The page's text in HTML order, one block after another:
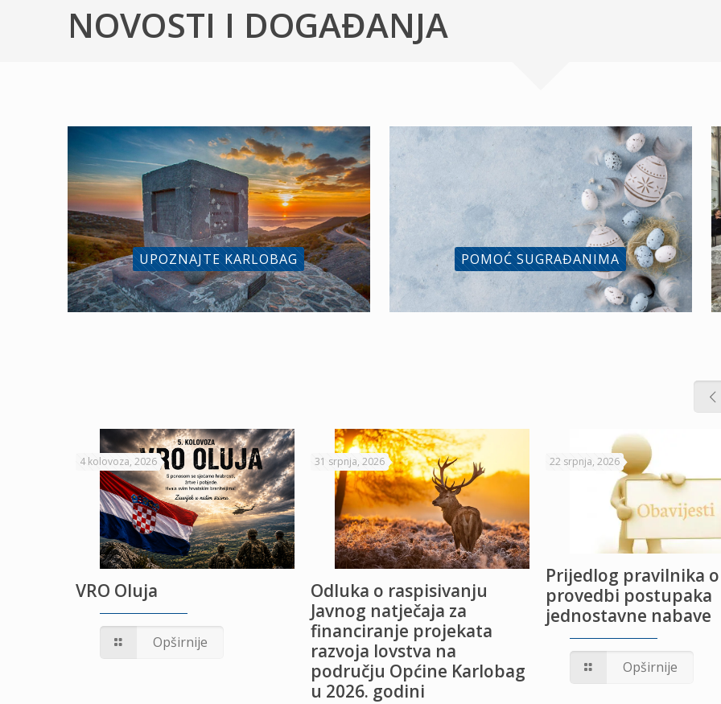
NOVOSTI I DOGAĐANJA
UPOZNAJTE KARLOBAG POMOĆ SUGRAĐANIMA
4 kolovoza, 2026
VRO Oluja
Opširnije
31 srpnja, 2026
Odluka o raspisivanju
Javnog natječaja za
financiranje projekata
razvoja lovstva na
području Općine Karlobag
u 2026. godini
22 srpnja, 2026
Prijedlog pravilnika o
provedbi postupaka
jednostavne nabave
Opširnije